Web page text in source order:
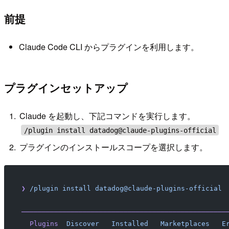
前提
Claude Code CLI からプラグインを利用します。
プラグインセットアップ
Claude を起動し、下記コマンドを実行します。
/plugin install datadog@claude-plugins-official
プラグインのインストールスコープを選択します。
❯ /plugin install datadog@claude-plugins-official
  Plugins
  Discover
   Installed
   Marketplaces